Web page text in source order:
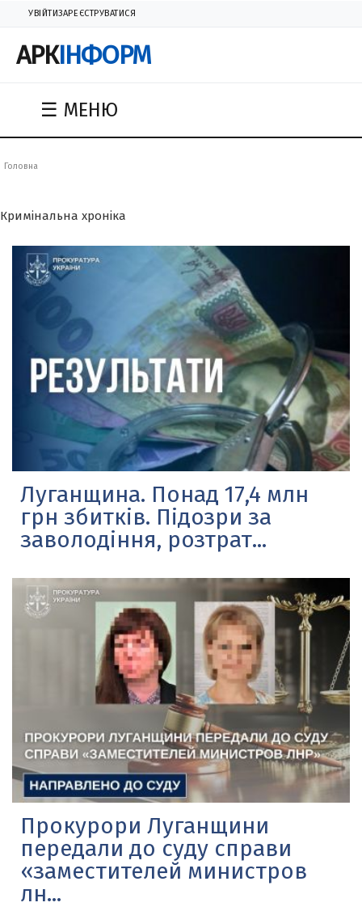
УВІЙТИЗАРЕЄСТРУВАТИСЯ
АРКІНФОРМ
☰ МЕНЮ
Головна
Кримінальна хроніка
Луганщина. Понад 17,4 млн
грн збитків. Підозри за
заволодіння, розтрат...
Прокурори Луганщини
передали до суду справи
«заместителей министров
лн...